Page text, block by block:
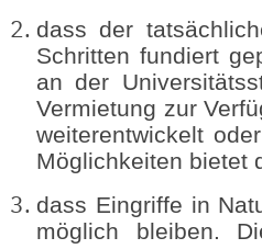
dass der
Schritten fundiert
an der
Vermietung zur
weiterentwickelt
Möglichkeiten bietet
dass Eingriffe in
möglich bleiben.